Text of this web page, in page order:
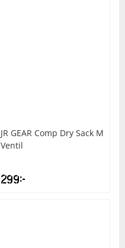
JR GEAR Comp Dry Sack M
Ventil
299kr